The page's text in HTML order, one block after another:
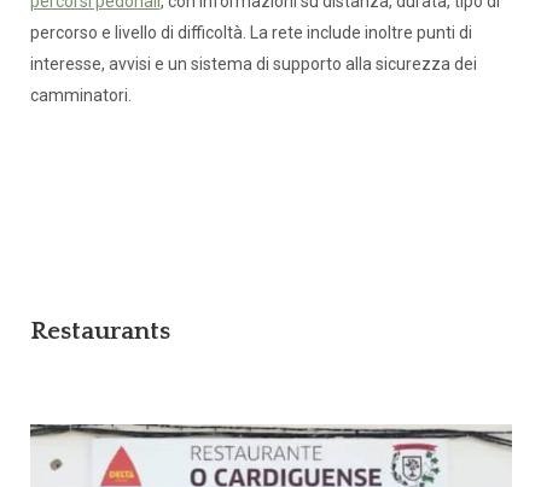
percorso e livello di difficoltà. La rete include inoltre punti di
interesse, avvisi e un sistema di supporto alla sicurezza dei
camminatori.
Restaurants